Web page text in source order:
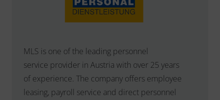
MLS is one of the leading personnel
service provider in Austria with over 25 years
of experience. The company offers employee
leasing, payroll service and direct personnel